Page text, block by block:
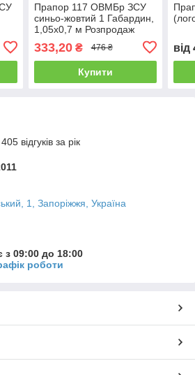
Прапор 117 ОВМБр ЗСУ
синьо-жовтий 1 Габардин,
1,05х0,7 м Розпродаж
333,20₴ 476 ₴
Купити
від
відгуків за рік
1, Запоріжжя, Україна
з 09:00 до 18:00
роботи